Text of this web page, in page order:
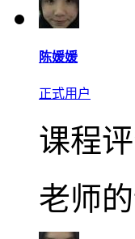
陈媛媛
正式用户
课程
老师